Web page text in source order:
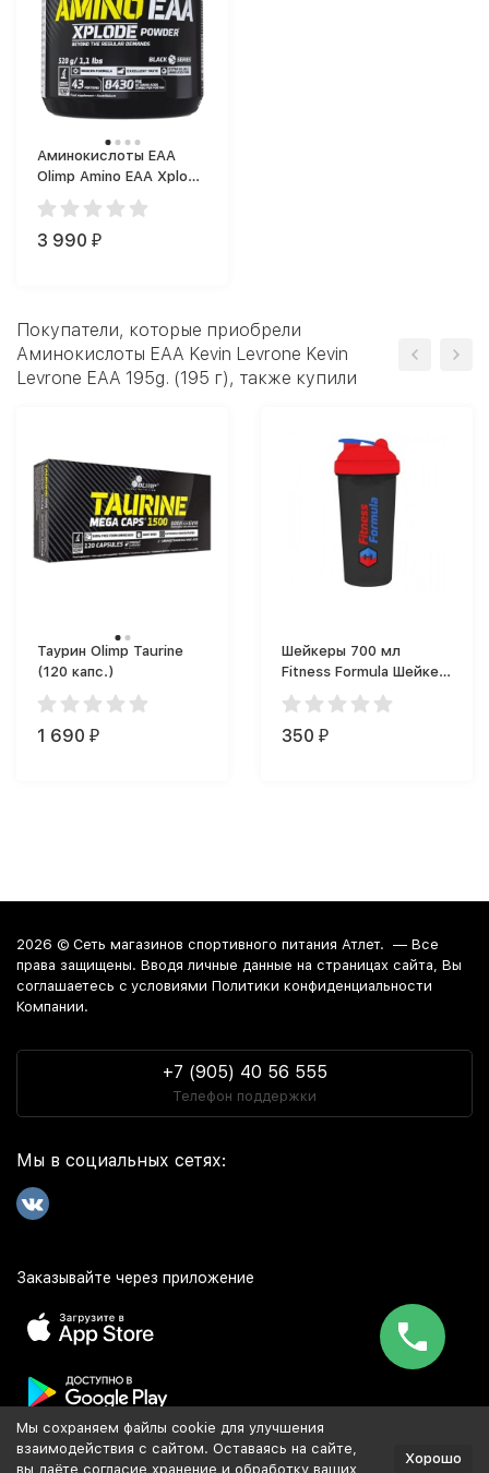
Аминокислоты EAA
Olimp Amino EAA Xplode
Powder (520 г)
3 990 ₽
Покупатели, которые приобрели
Аминокислоты EAA Kevin Levrone Kevin
Levrone EAA 195g. (195 г), также купили
Таурин Olimp Taurine
(120 капс.)
1 690 ₽
Шейкеры 700 мл
Fitness Formula Шейкер
Full Color (700 мл)
350 ₽
2026 © Сеть магазинов спортивного питания Атлет. — Все
права защищены. Вводя личные данные на страницах сайта, Вы
соглашаетесь c условиями Политики конфиденциальности
Компании.
+7 (905) 40 56 555
Телефон поддержки
Мы в социальных сетях:
Заказывайте через приложение
Популярное
Мы сохраняем файлы cookie для улучшения
взаимодействия с сайтом. Оставаясь на сайте,
вы даёте согласие хранение и обработку ваших
Хорошо